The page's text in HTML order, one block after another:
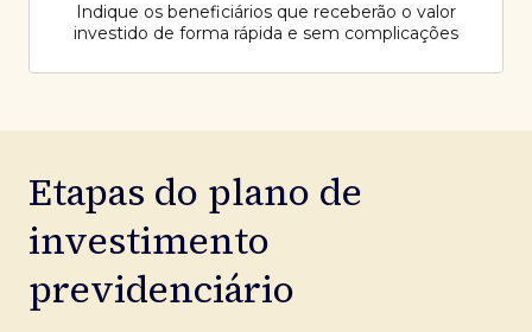
Indique os beneficiários que receberão o valor
investido de forma rápida e sem complicações
Etapas do plano de
investimento
previdenciário